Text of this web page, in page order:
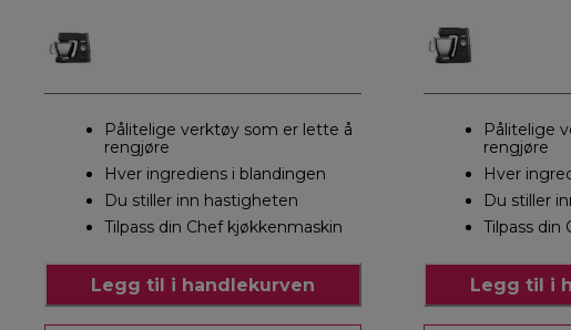
Pålitelige verktøy som er lette å
rengjøre
Hver ingrediens i blandingen
Du stiller inn hastigheten
Tilpass din Chef kjøkkenmaskin
Legg til i handlekurven
Pålitelige
rengjøre
Hver
Du stiller
Tilpass din
Legg til i